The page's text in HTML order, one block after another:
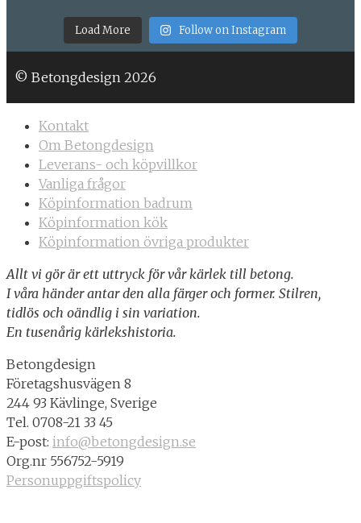
Load More Follow on Instagram
© Betongdesign 2026
Kontakt
Om Betongdesign
Leverans- och köpvillkor
Vanliga frågor
Köpinformation badrum
Köpinformation kök
Köpinformation övriga produkter
Allt vi gör är ett uttryck för vår kärlek till betong.
I våra händer antar den alla färger och former. Stilren,
tidlös och oändlig i sin variation.
En tusenårig kärlekshistoria.
Betongdesign
Företagshusvägen 8
244 93 Kävlinge, Sverige
Tel. 0708-21 33 45
E-post: info@betongdesign.se
Org.nr 556752-5919
Personuppgiftspolicy